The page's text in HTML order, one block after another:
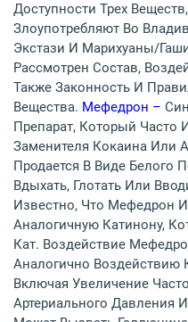
Доступности Трех
Злоупотребляют Во
Экстази И Марихуаны/
Рассмотрен Состав,
Также Законность И
Вещества. Мефедрон –
Препарат, Который Часто
Заменителя Кокаина Или
Продается В Виде
Вдыхать, Глотать Или
Известно, Что Мефедрон
Аналогичную Катинону,
Кат. Воздействие
Аналогично
Включая Увеличение
Артериального Давления